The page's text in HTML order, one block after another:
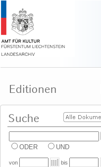
ODER UND
von bis